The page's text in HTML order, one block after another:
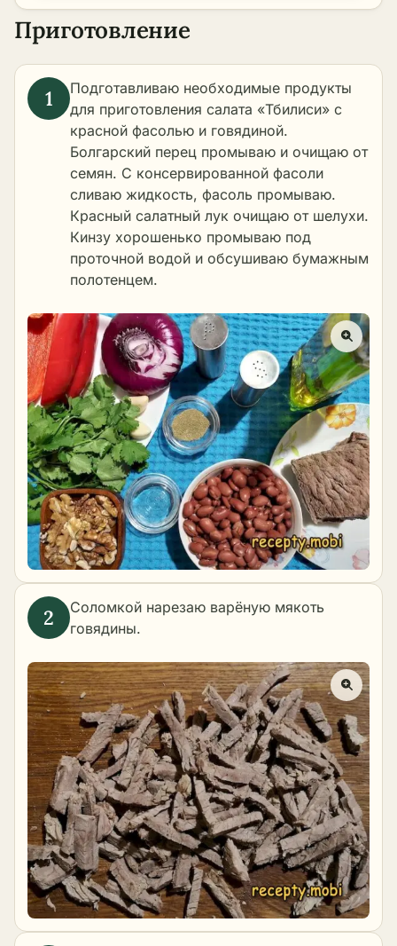
Приготовление
Подготавливаю необходимые продукты
для приготовления салата «Тбилиси» с
красной фасолью и говядиной.
Болгарский перец промываю и очищаю от
семян. С консервированной фасоли
сливаю жидкость, фасоль промываю.
Красный салатный лук очищаю от шелухи.
Кинзу хорошенько промываю под
проточной водой и обсушиваю бумажным
полотенцем.
Соломкой нарезаю варёную мякоть
говядины.